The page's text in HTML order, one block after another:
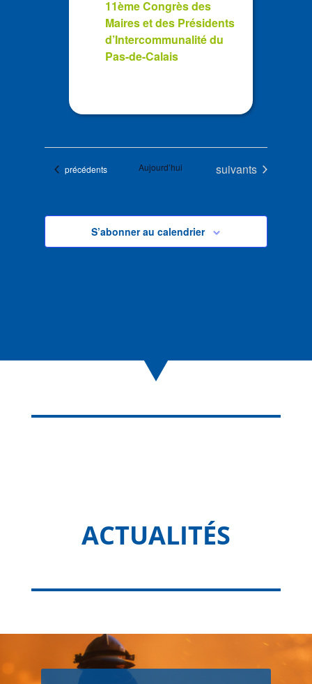
11ème Congrès des
Maires et des Présidents
d’Intercommunalité du
Pas-de-Calais
Évènements
précédents Aujourd’hui Évènements
suivants
S’abonner au calendrier
ACTUALITÉS